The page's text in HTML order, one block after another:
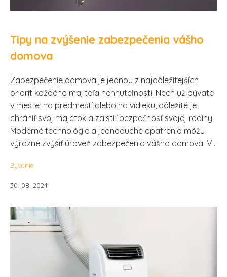
Tipy na zvýšenie zabezpečenia vášho
domova
Zabezpečenie domova je jednou z najdôležitejších
priorít každého majiteľa nehnuteľnosti. Nech už bývate
v meste, na predmestí alebo na vidieku, dôležité je
chrániť svoj majetok a zaistiť bezpečnosť svojej rodiny.
Moderné technológie a jednoduché opatrenia môžu
výrazne zvýšiť úroveň zabezpečenia vášho domova. V...
Bývanie
30. 08. 2024